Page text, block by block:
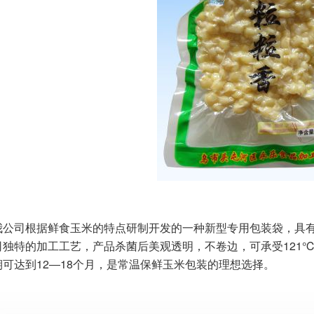
根据鲜食玉米的特点研制开发的一种新型专用包装袋，具
独特的加工工艺，产品杀菌后美观透明，不卷边，可承受
达到12―18个月，是常温保鲜玉米包装的理想选择。